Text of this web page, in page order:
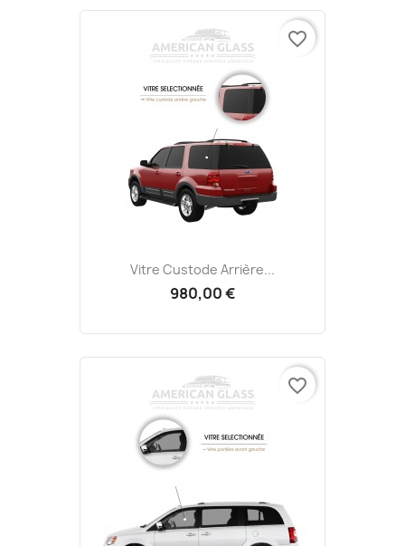
Vitre Custode Arrière...
980,00 €
favorite_border
favorite_border